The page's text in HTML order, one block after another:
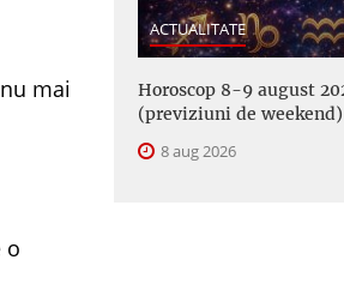
mai
o
ACTUALITATE
Horoscop 8-9 august
(previziuni de weekend)
8 aug 2026